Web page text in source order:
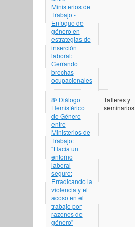
Ministerios de
Trabajo -
Enfoque de
género en
estrategias de
inserción
laboral:
Cerrando
brechas
ocupacionales
8º Diálogo
Hemisférico
de Género
entre
Ministerios de
Trabajo:
“Hacia un
entorno
laboral
seguro:
Erradicando la
violencia y el
acoso en el
trabajo por
razones de
género”
Talleres y
seminarios